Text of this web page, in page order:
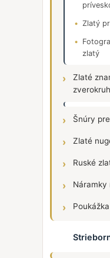
Zlatý
zlatý
Zlaté
Šnúry
Zlaté
Ruské
Náramky